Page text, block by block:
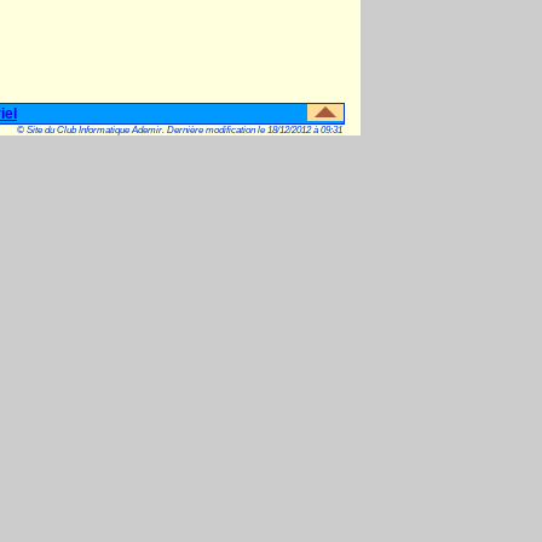
© Site du Club Informatique Ademir. Dernière modification le 18/12/2012 à 09:31